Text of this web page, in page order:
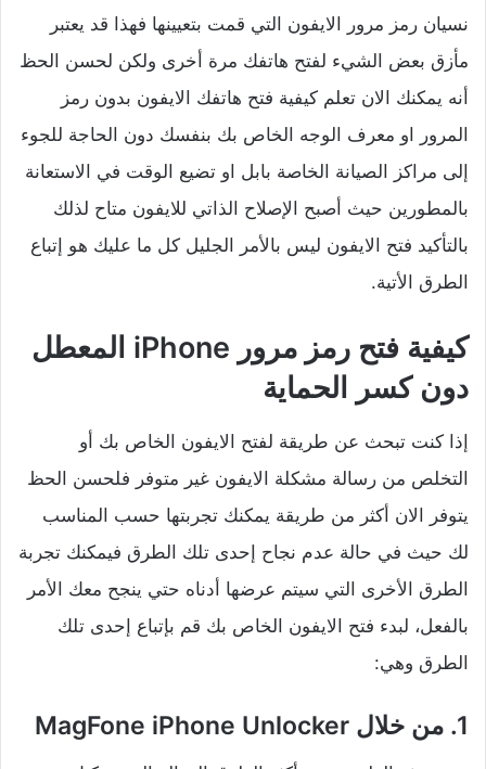
نسيان رمز مرور الايفون التي قمت بتعيينها فهذا قد يعتبر
مأزق بعض الشيء لفتح هاتفك مرة أخرى ولكن لحسن الحظ
أنه يمكنك الان تعلم كيفية فتح هاتفك الايفون بدون رمز
المرور او معرف الوجه الخاص بك بنفسك دون الحاجة للجوء
إلى مراكز الصيانة الخاصة بابل او تضيع الوقت في الاستعانة
بالمطورين حيث أصبح الإصلاح الذاتي للايفون متاح لذلك
بالتأكيد فتح الايفون ليس بالأمر الجليل كل ما عليك هو إتباع
الطرق الأتية.
كيفية فتح رمز مرور iPhone المعطل
دون كسر الحماية
إذا كنت تبحث عن طريقة لفتح الايفون الخاص بك أو
التخلص من رسالة مشكلة الايفون غير متوفر فلحسن الحظ
يتوفر الان أكثر من طريقة يمكنك تجربتها حسب المناسب
لك حيث في حالة عدم نجاح إحدى تلك الطرق فيمكنك تجربة
الطرق الأخرى التي سيتم عرضها أدناه حتي ينجح معك الأمر
بالفعل، لبدء فتح الايفون الخاص بك قم بإتباع إحدى تلك
الطرق وهي:
1. من خلال MagFone iPhone Unlocker